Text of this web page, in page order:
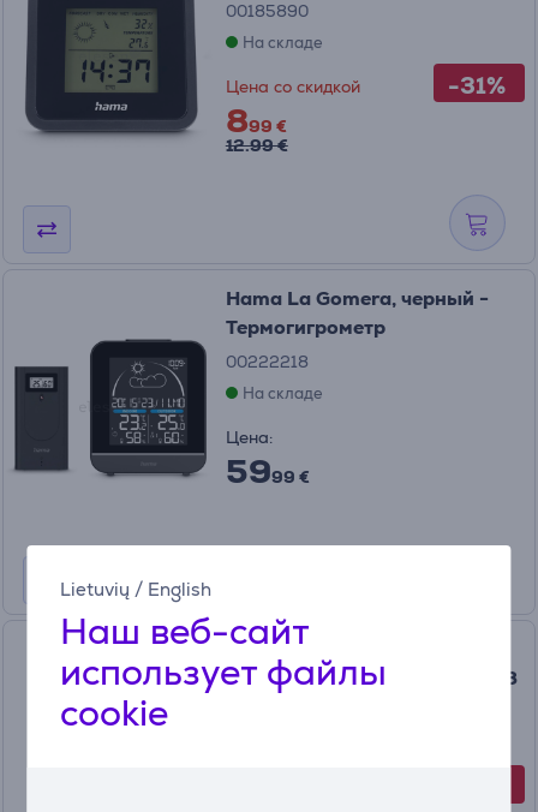
Lietuvių / English
Наш веб-сайт
использует файлы
cookie
-31%
00185890
На складе
Цена со скидкой
899 €
12.99 €
Hama La Gomera, черный -
Термогигрометр
00222218
На складе
Цена:
5999 €
Hama TH-100, черный -
Термометр Товар - 00186358